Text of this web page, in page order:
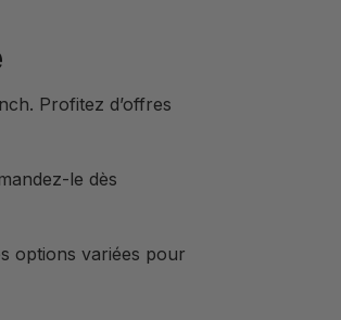
Profitez d’offres
le dès
options variées pour